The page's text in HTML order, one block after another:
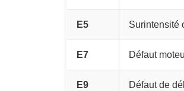
E5 Surintensité
E7 Défaut
E9 Défaut de